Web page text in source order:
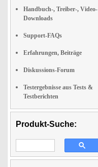
Handbuch-, Treiber-, Video-
Downloads
Support-FAQs
Erfahrungen, Beiträge
Diskussions-Forum
Testergebnisse aus Tests &
Testberichten
Produkt-Suche: